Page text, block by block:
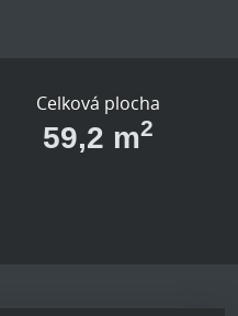
Celková plocha
59,2 m2